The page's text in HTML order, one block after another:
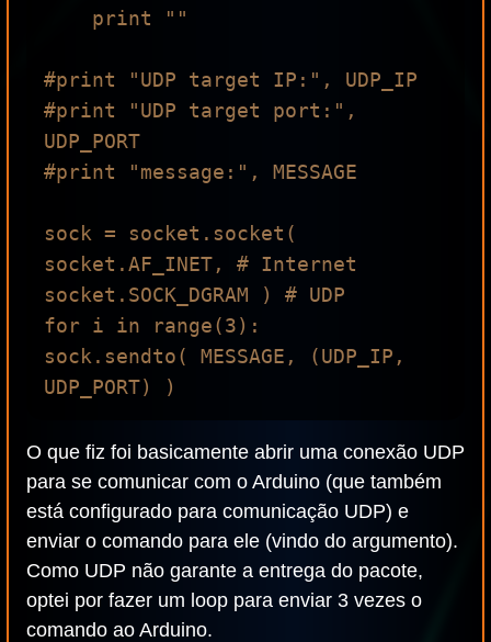
#print "UDP target IP:", UDP_IP
#print "UDP target port:",
UDP_PORT
#print "message:", MESSAGE
sock = socket.socket(
socket.AF_INET, # Internet
socket.SOCK_DGRAM ) # UDP
for i in range(3):
sock.sendto( MESSAGE, (UDP_IP,
O que fiz foi basicamente abrir uma conexão UDP
para se comunicar com o Arduino (que também
está configurado para comunicação UDP) e
enviar o comando para ele (vindo do argumento).
Como UDP não garante a entrega do pacote,
optei por fazer um loop para enviar 3 vezes o
comando ao Arduino.